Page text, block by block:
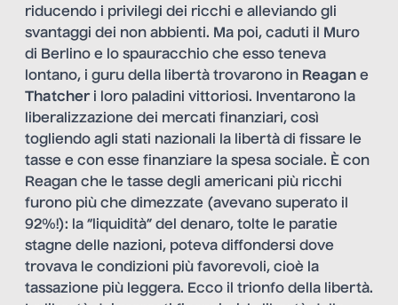
riducendo i privilegi dei ricchi e alleviando gli
svantaggi dei non abbienti. Ma poi, caduti il Muro
di Berlino e lo spauracchio che esso teneva
lontano, i guru della libertà trovarono in Reagan e
Thatcheri loro paladini vittoriosi. Inventarono la
liberalizzazione dei mercati finanziari, così
togliendo agli stati nazionali la libertà di fissare le
tasse e con esse finanziare la spesa sociale. È con
Reagan che le tasse degli americani più ricchi
furono più che dimezzate (avevano superato il
92%!): la “liquidità” del denaro, tolte le paratie
stagne delle nazioni, poteva diffondersi dove
trovava le condizioni più favorevoli, cioè la
tassazione più leggera. Ecco il trionfo della libertà.